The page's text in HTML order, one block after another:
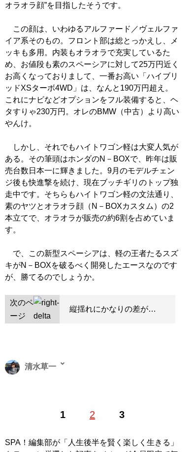
オラオラ顔”を目指したそうです。
この顔は、いわゆるアルファード／ヴェルファ
イア系そのもの。フロント部は総とっかえし、メ
ッキも多用。内装もオラオラで充実しているた
め、お値段も素のスペーシアに対して25万円近く
お高くなっておりまして、一番お高い「ハイブリ
ッドXSターボ4WD」は、なんと190万円超え。
これにナビなどオプションをフル装備すると、ヘ
タすりゃ230万円。オレのBMW（中古）より高い
やんけ。
しかし、それでもハイトワゴン軽は大変人気が
ある。その筆頭はホンダのN－BOXで、昨年は販
売台数日本一に輝きました。9月のモデルチェン
ジ後も快進撃を続け、現在ブッチギリのトップ独
走中です。そちらもハイトワゴン軽の文法通り、
素のヤツとオラオラ顔（N－BOXカスタム）の2
本立てで、オラオラが販売の約6割を占めていま
す。
で、この新型スペーシアは、軽の王者たるスズ
キがN－BOXを破るべく開発したエースなのです
が、勝てるのでしょうか。
次のペ
ージ
縦揺れにかなりの差が…
1 2 3
清水草一
そのフェラーリください!!
』をはじめとするお
路の謎 』などの著作で道路交通ジャーナリストとしても
活動中
SPA！編集部が「人生後半を賢く楽しく生きる」